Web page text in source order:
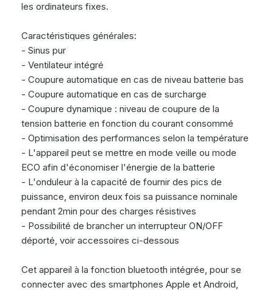
les ordinateurs fixes.
Caractéristiques générales:
- Sinus pur
- Ventilateur intégré
- Coupure automatique en cas de niveau batterie bas
- Coupure automatique en cas de surcharge
- Coupure dynamique : niveau de coupure de la
tension batterie en fonction du courant consommé
- Optimisation des performances selon la température
- L'appareil peut se mettre en mode veille ou mode
ECO afin d'économiser l'énergie de la batterie
- L'onduleur à la capacité de fournir des pics de
puissance, environ deux fois sa puissance nominale
pendant 2min pour des charges résistives
- Possibilité de brancher un interrupteur ON/OFF
déporté, voir accessoires ci-dessous
Cet appareil à la fonction bluetooth intégrée, pour se
connecter avec des smartphones Apple et Android,